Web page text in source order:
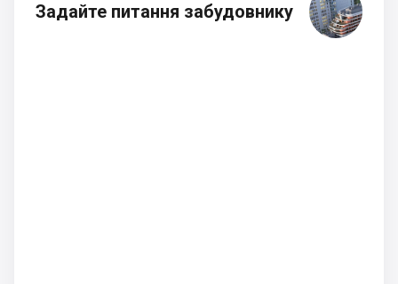
Задайте питання забудовнику